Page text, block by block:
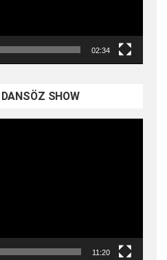
02:34
DANSÖZ SHOW
11:20